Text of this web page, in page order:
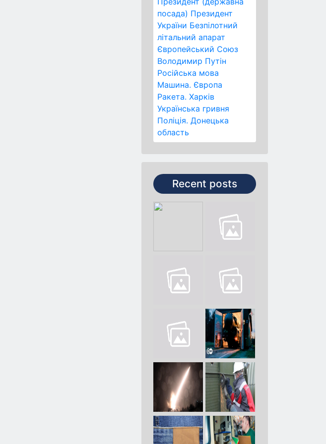
посада) Президент
України Безпілотний
літальний апарат
Європейський Союз
Володимир Путін
Російська мова
Машина. Європа
Ракета. Харків
Українська гривня
Поліція. Донецька
область
Recent posts